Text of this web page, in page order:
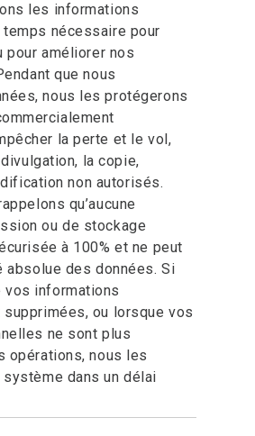
les informations
nécessaire pour
pour améliorer nos
que nous
nous les protégerons
la perte et le vol,
la copie,
non autorisés.
qu’aucune
ou de stockage
à 100% et ne peut
absolue des données. Si
vos informations
ou lorsque vos
ne sont plus
opérations, nous les
dans un délai